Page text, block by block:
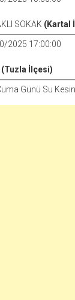
SOKAK (Kartal
2025 17:00:00
(Tuzla İlçesi)
Günü Su